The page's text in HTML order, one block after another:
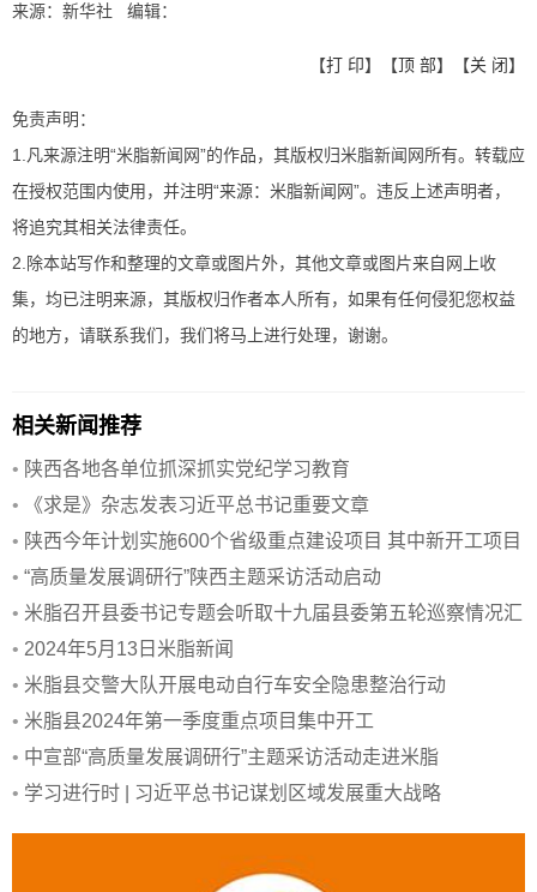
来源：新华社 编辑：
【打 印】【顶 部】【关 闭】
免责声明：
1.凡来源注明“米脂新闻网”的作品，其版权归米脂新闻网所有。转载应
在授权范围内使用，并注明“来源：米脂新闻网”。违反上述声明者，
将追究其相关法律责任。
2.除本站写作和整理的文章或图片外，其他文章或图片来自网上收
集，均已注明来源，其版权归作者本人所有，如果有任何侵犯您权益
的地方，请联系我们，我们将马上进行处理，谢谢。
相关新闻推荐
• 陕西各地各单位抓深抓实党纪学习教育
•
《求是》杂志发表习近平总书记重要文章
• 陕西今年计划实施600个省级重点建设项目 其中新开工项目
158个
• “高质量发展调研行”陕西主题采访活动启动
• 米脂召开县委书记专题会听取十九届县委第五轮巡察情况汇
报
• 2024年5月13日米脂新闻
• 米脂县交警大队开展电动自行车安全隐患整治行动
• 米脂县2024年第一季度重点项目集中开工
• 中宣部“高质量发展调研行”主题采访活动走进米脂
• 学习进行时 | 习近平总书记谋划区域发展重大战略